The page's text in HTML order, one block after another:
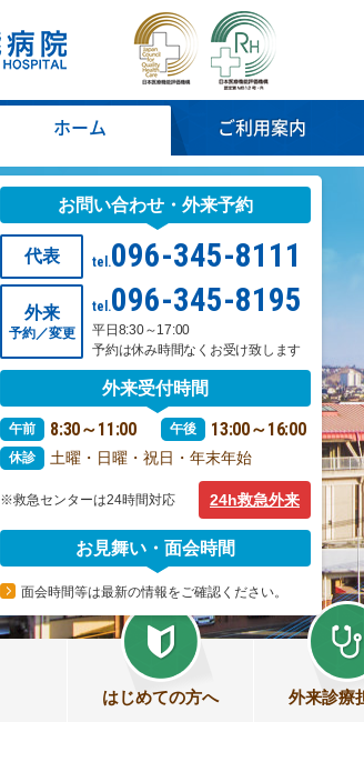
ホーム ご利用案内
はじめての方へ 外来診療
お問い合わせ・外来予約
代表 tel.096-345-8111
外来
予約／変更
tel.096-345-8195
平日8:30～17:00
予約は休み時間なくお受け致します
外来受付時間
午前 8:30～11:00 午後 13:00～16:00
休診 土曜・日曜・祝日・年末年始
※救急センターは24時間対応 24h救急外来
お見舞い・面会時間
面会時間等は最新の情報をご確認ください。